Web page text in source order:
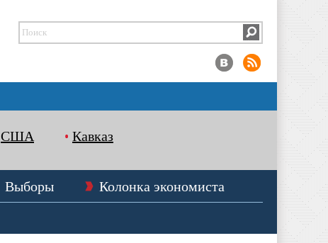
США Кавказ
Выборы
Колонка экономиста